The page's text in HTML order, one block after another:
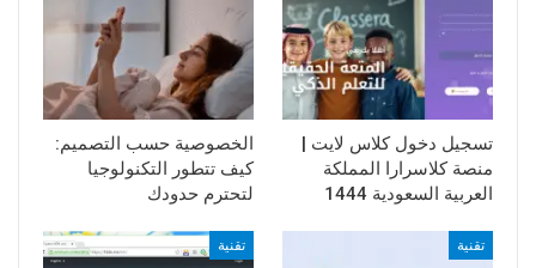
تسجيل دخول كلاس لايت |
منصة كلاسرارا المملكة
العربية السعودية 1444
الخصوصية حسب التصميم:
كيف تتطور التكنولوجيا
لتحترم حدودك
تقنية تقنية